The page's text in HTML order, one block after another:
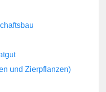
und Zierpflanzen)